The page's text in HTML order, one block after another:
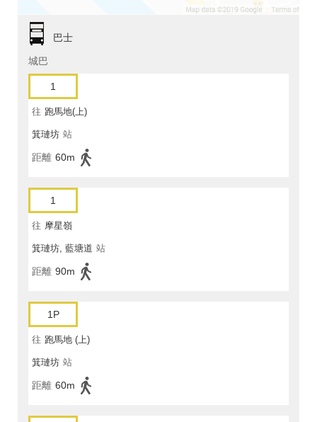
巴士
城巴
1
往 跑馬地(上)
箕璉坊 站
距離 60m
1
往 摩星嶺
箕璉坊, 藍塘道 站
距離 90m
1P
往 跑馬地 (上)
箕璉坊 站
距離 60m